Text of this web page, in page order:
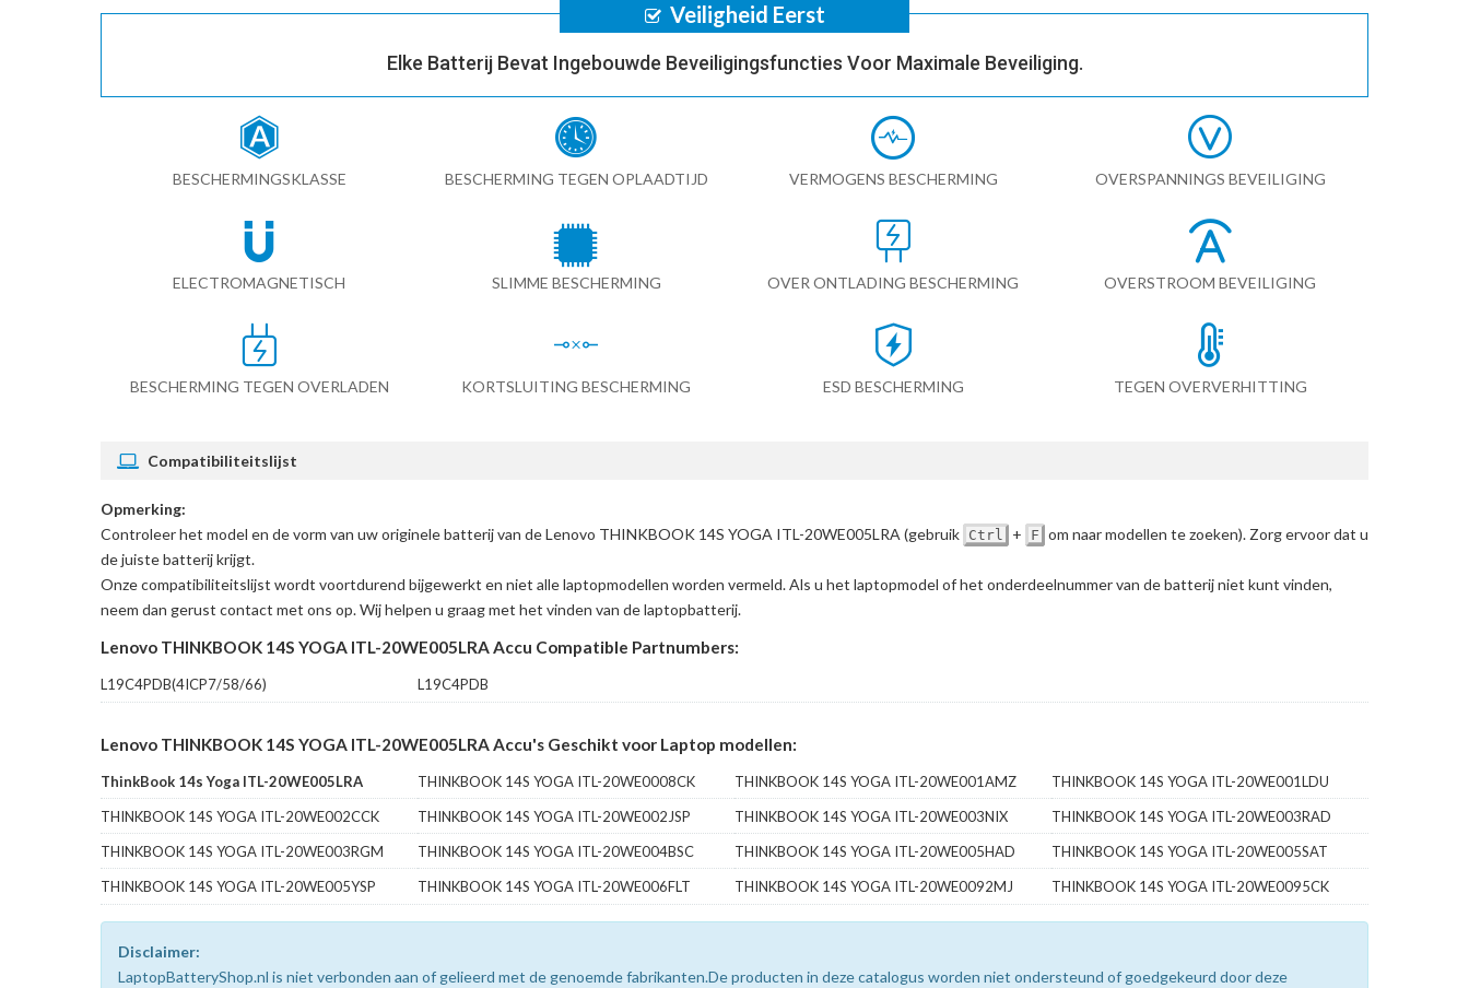
Veiligheid Eerst
Elke Batterij Bevat Ingebouwde Beveiligingsfuncties Voor Maximale Beveiliging.
BESCHERMINGSKLASSE BESCHERMING TEGEN OPLAADTIJD VERMOGENS BESCHERMING OVERSPANNINGS BEVEILIGING
ELECTROMAGNETISCH SLIMME BESCHERMING OVER ONTLADING BESCHERMING OVERSTROOM BEVEILIGING
BESCHERMING TEGEN OVERLADEN KORTSLUITING BESCHERMING ESD BESCHERMING TEGEN OVERVERHITTING
Compatibiliteitslijst
Opmerking:
Controleer het model en de vorm van uw originele batterij van de Lenovo THINKBOOK 14S YOGA ITL-20WE005LRA (gebruik Ctrl + F om naar modellen te zoeken). Zorg ervoor dat u
de juiste batterij krijgt.
Onze compatibiliteitslijst wordt voortdurend bijgewerkt en niet alle laptopmodellen worden vermeld. Als u het laptopmodel of het onderdeelnummer van de batterij niet kunt vinden,
neem dan gerust contact met ons op. Wij helpen u graag met het vinden van de laptopbatterij.
Lenovo THINKBOOK 14S YOGA ITL-20WE005LRA Accu Compatible Partnumbers:
L19C4PDB(4ICP7/58/66) L19C4PDB
Lenovo THINKBOOK 14S YOGA ITL-20WE005LRA Accu's Geschikt voor Laptop modellen:
ThinkBook 14s Yoga ITL-20WE005LRA THINKBOOK 14S YOGA ITL-20WE0008CK THINKBOOK 14S YOGA ITL-20WE001AMZ
THINKBOOK 14S YOGA ITL-20WE001LDU
THINKBOOK 14S YOGA ITL-20WE002CCK
THINKBOOK 14S YOGA ITL-20WE002JSP THINKBOOK 14S YOGA ITL-20WE003NIX
THINKBOOK 14S YOGA ITL-20WE003RAD
THINKBOOK 14S YOGA ITL-20WE003RGM
THINKBOOK 14S YOGA ITL-20WE004BSC THINKBOOK 14S YOGA ITL-20WE005HAD
THINKBOOK 14S YOGA ITL-20WE005SAT
THINKBOOK 14S YOGA ITL-20WE005YSP
THINKBOOK 14S YOGA ITL-20WE006FLT THINKBOOK 14S YOGA ITL-20WE0092MJ THINKBOOK 14S YOGA ITL-20WE0095CK
Disclaimer:
LaptopBatteryShop.nl is niet verbonden aan of gelieerd met de genoemde fabrikanten.De producten in deze catalogus worden niet ondersteund of goedgekeurd door deze